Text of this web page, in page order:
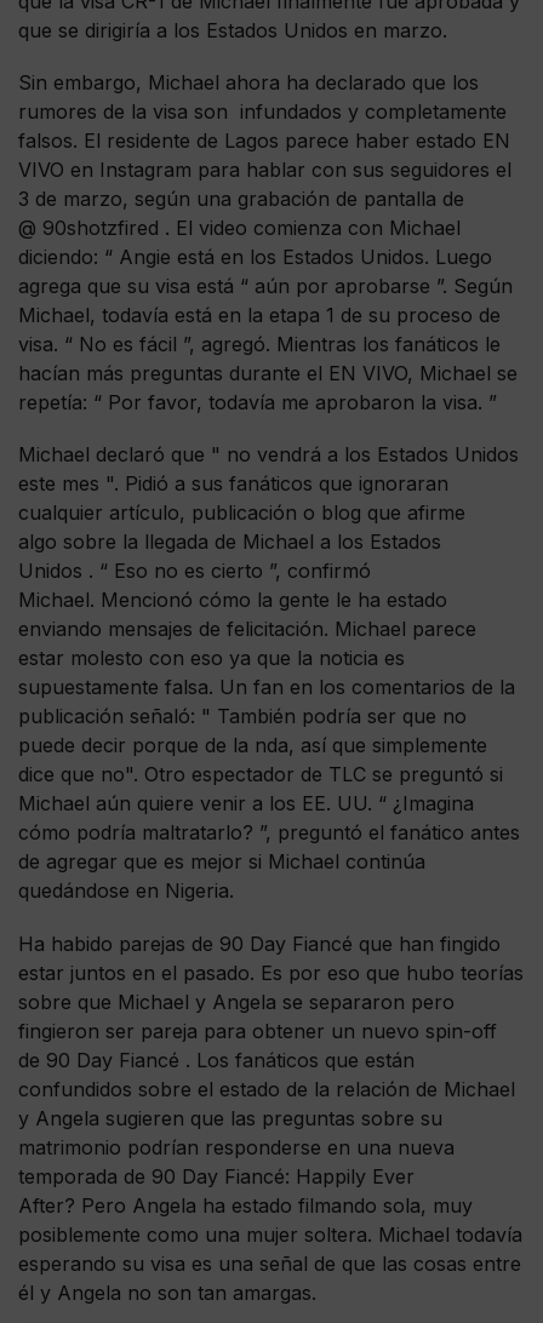
que se dirigiría a los Estados Unidos en marzo.
Sin embargo, Michael ahora ha declarado que los
rumores de la visa son infundados y completamente
falsos. El residente de Lagos parece haber estado EN
VIVO en Instagram para hablar con sus seguidores el
3 de marzo, según una grabación de pantalla de
@ 90shotzfired . El video comienza con Michael
diciendo: “ Angie está en los Estados Unidos. Luego
agrega que su visa está “ aún por aprobarse ”. Según
Michael, todavía está en la etapa 1 de su proceso de
visa. “ No es fácil ”, agregó. Mientras los fanáticos le
hacían más preguntas durante el EN VIVO, Michael se
repetía: “ Por favor, todavía me aprobaron la visa. ”
Michael declaró que " no vendrá a los Estados Unidos
este mes ". Pidió a sus fanáticos que ignoraran
cualquier artículo, publicación o blog que afirme
algo sobre la llegada de Michael a los Estados
Unidos . “ Eso no es cierto ”, confirmó
Michael. Mencionó cómo la gente le ha estado
enviando mensajes de felicitación. Michael parece
estar molesto con eso ya que la noticia es
supuestamente falsa. Un fan en los comentarios de la
publicación señaló: " También podría ser que no
puede decir porque de la nda, así que simplemente
dice que no". Otro espectador de TLC se preguntó si
Michael aún quiere venir a los EE. UU. “ ¿Imagina
cómo podría maltratarlo? ”, preguntó el fanático antes
de agregar que es mejor si Michael continúa
quedándose en Nigeria.
Ha habido parejas de 90 Day Fiancé que han fingido
estar juntos en el pasado. Es por eso que hubo teorías
sobre que Michael y Angela se separaron pero
fingieron ser pareja para obtener un nuevo spin-off
de 90 Day Fiancé . Los fanáticos que están
confundidos sobre el estado de la relación de Michael
y Angela sugieren que las preguntas sobre su
matrimonio podrían responderse en una nueva
temporada de 90 Day Fiancé: Happily Ever
After? Pero Angela ha estado filmando sola, muy
posiblemente como una mujer soltera. Michael todavía
esperando su visa es una señal de que las cosas entre
él y Angela no son tan amargas.